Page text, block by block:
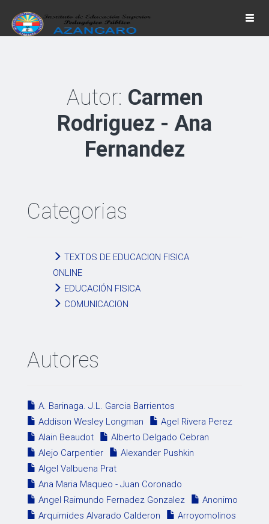
Autor: Carmen
Rodriguez - Ana
Fernandez
Categorias
TEXTOS DE EDUCACION FISICA
ONLINE
EDUCACIÓN FISICA
COMUNICACION
Autores
A. Barinaga. J.L. Garcia Barrientos
Addison Wesley Longman
Agel Rivera Perez
Alain Beaudot
Alberto Delgado Cebran
Alejo Carpentier
Alexander Pushkin
Algel Valbuena Prat
Ana Maria Maqueo - Juan Coronado
Angel Raimundo Fernadez Gonzalez
Anonimo
Arquimides Alvarado Calderon
Arroyomolinos